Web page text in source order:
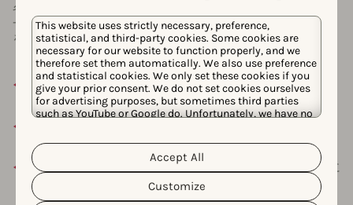
This website uses strictly necessary, preference,
statistical, and third-party cookies. Some cookies are
necessary for our website to function properly, and we
therefore set them automatically. We also use preference
and statistical cookies. We only set these cookies if you
give your prior consent. We do not set cookies ourselves
for advertising purposes, but sometimes third parties
such as YouTube or Google do. Unfortunately, we have no
personal data and the different cookies we use, please
read our
Cookie Policy&Privacy Policy
customize your cookie settings and preferences by
clicking the “Customize” button.
Customize
Accept All
各Squadはどのように編成するかを独自に決定しますが、
一般的にはそれぞれが次の行事を含む2週間のスプリント
を設定します。
スタンドアップ：スクワッドに応じて、毎日または週
に数回。
ロスペクティブを行います。
デモデー:毎月、各スクワッドがAppTweakチーム全体に
向けて、リリース予定または最近リリースされた機能
を紹介します。